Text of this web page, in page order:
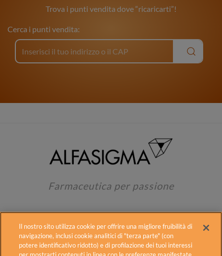
Trova i punti vendita dove “ricaricarti”!
Cerca i punti vendita:
Farmaceutica per passione
Il nostro sito utilizza cookie per offrire una migliore fruibilità di
navigazione, inclusi cookie analitici di "terza parte" (con
potere identificativo ridotto) e di profilazione dei tuoi interessi